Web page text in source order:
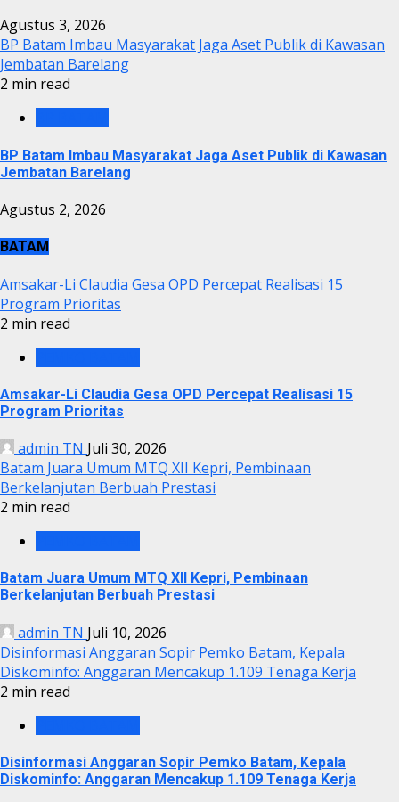
Agustus 3, 2026
BP Batam Imbau Masyarakat Jaga Aset Publik di Kawasan
Jembatan Barelang
2 min read
BP Batam Imbau Masyarakat Jaga Aset Publik di Kawasan
Jembatan Barelang
Agustus 2, 2026
BATAM
Amsakar-Li Claudia Gesa OPD Percepat Realisasi 15
Program Prioritas
2 min read
Amsakar-Li Claudia Gesa OPD Percepat Realisasi 15
Program Prioritas
admin TN Juli 30, 2026
Batam Juara Umum MTQ XII Kepri, Pembinaan
Berkelanjutan Berbuah Prestasi
2 min read
Batam Juara Umum MTQ XII Kepri, Pembinaan
Berkelanjutan Berbuah Prestasi
admin TN Juli 10, 2026
Disinformasi Anggaran Sopir Pemko Batam, Kepala
Diskominfo: Anggaran Mencakup 1.109 Tenaga Kerja
2 min read
Disinformasi Anggaran Sopir Pemko Batam, Kepala
Diskominfo: Anggaran Mencakup 1.109 Tenaga Kerja